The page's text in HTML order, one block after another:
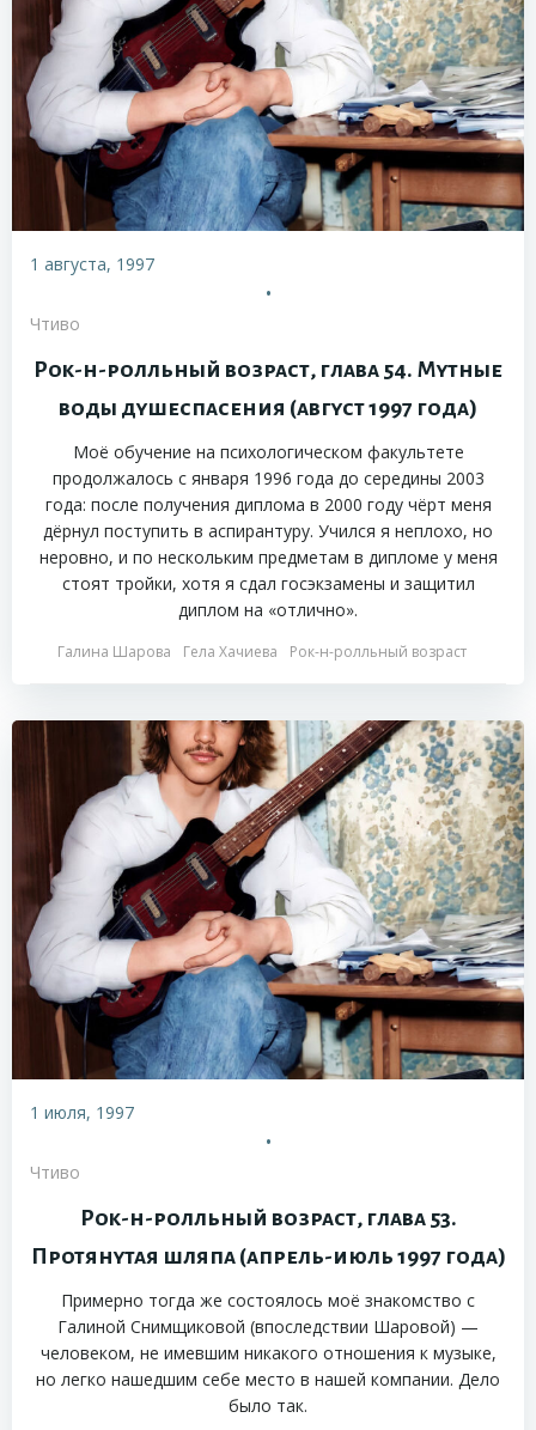
1 августа, 1997
•
Чтиво
Рок-н-ролльный возраст, глава 54. Мутные
воды душеспасения (август 1997 года)
Моё обучение на психологическом факультете
продолжалось с января 1996 года до середины 2003
года: после получения диплома в 2000 году чёрт меня
дёрнул поступить в аспирантуру. Учился я неплохо, но
неровно, и по нескольким предметам в дипломе у меня
стоят тройки, хотя я сдал госэкзамены и защитил
диплом на «отлично».
Галина Шарова Гела Хачиева Рок-н-ролльный возраст
1 июля, 1997
•
Чтиво
Рок-н-ролльный возраст, глава 53.
Протянутая шляпа (апрель-июль 1997 года)
Примерно тогда же состоялось моё знакомство с
Галиной Снимщиковой (впоследствии Шаровой) —
человеком, не имевшим никакого отношения к музыке,
но легко нашедшим себе место в нашей компании. Дело
было так.